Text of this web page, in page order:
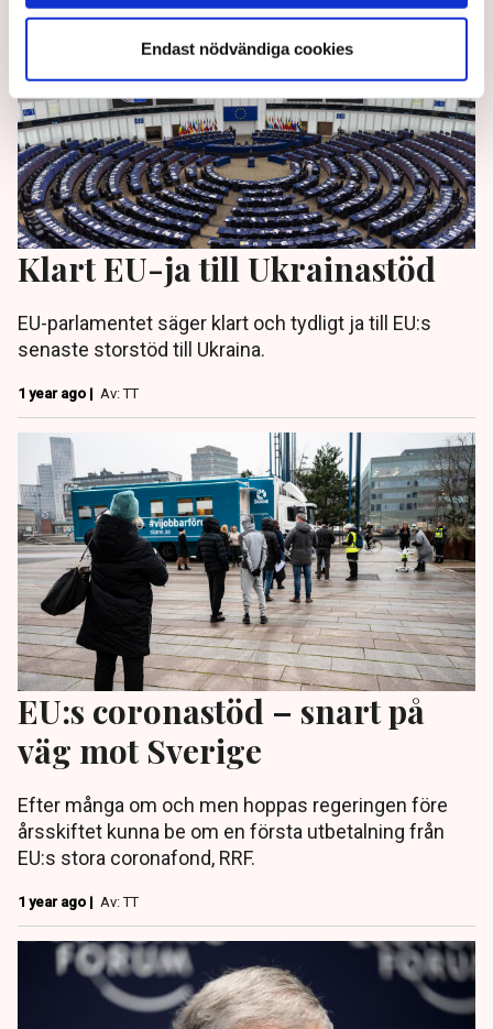
Endast nödvändiga cookies
Klart EU-ja till Ukrainastöd
EU-parlamentet säger klart och tydligt ja till EU:s
senaste storstöd till Ukraina.
1 year ago | Av: TT
EU:s coronastöd – snart på
väg mot Sverige
Efter många om och men hoppas regeringen före
årsskiftet kunna be om en första utbetalning från
EU:s stora coronafond, RRF.
1 year ago | Av: TT